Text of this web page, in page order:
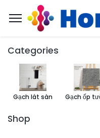
Categories
Gạch lát sàn
Shop